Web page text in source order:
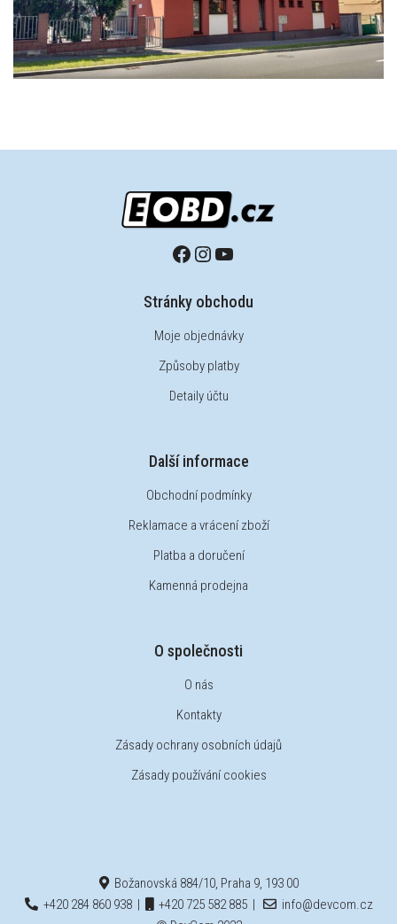
Stránky obchodu
Moje objednávky
Způsoby platby
Detaily účtu
Další informace
Obchodní podmínky
Reklamace a vrácení zboží
Platba a doručení
Kamenná prodejna
O společnosti
O nás
Kontakty
Zásady ochrany osobních údajů
Zásady používání cookies
Božanovská 884/10, Praha 9, 193 00
+420 284 860 938| +420 725 582 885|
info@devcom.cz